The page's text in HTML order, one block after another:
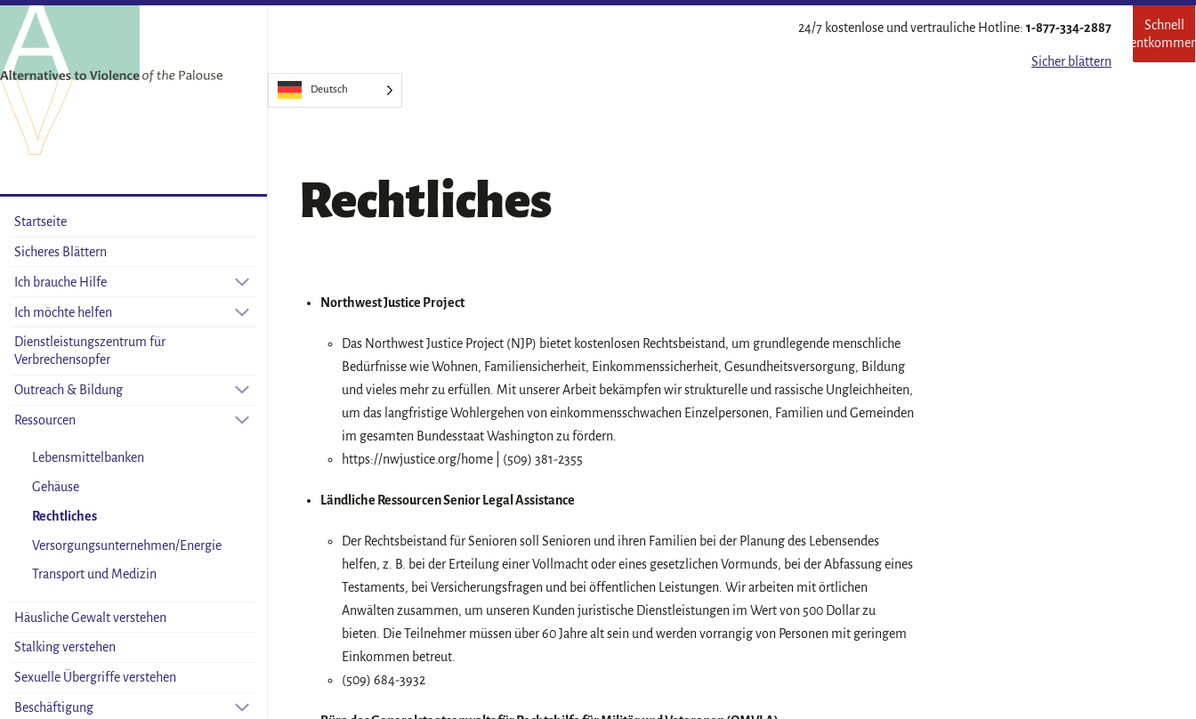
24/7 kostenlose und vertrauliche Hotline: 1-877-334-2887
Sicher blättern
Sie
Schnell
Deutsch
Startseite
Sicheres Blättern
Ich brauche Hilfe
Ich möchte helfen
Dienstleistungszentrum für
Verbrechensopfer
Outreach & Bildung
Ressourcen
Lebensmittelbanken
Gehäuse
Rechtliches
Versorgungsunternehmen/Energie
Transport und Medizin
Häusliche Gewalt verstehen
Stalking verstehen
Sexuelle Übergriffe verstehen
Beschäftigung
Rechtliches
Northwest Justice Project
Das Northwest Justice Project (NJP) bietet kostenlosen Rechtsbeistand, um grundlegende menschliche
Bedürfnisse wie Wohnen, Familiensicherheit, Einkommenssicherheit, Gesundheitsversorgung, Bildung
und vieles mehr zu erfüllen. Mit unserer Arbeit bekämpfen wir strukturelle und rassische Ungleichheiten,
um das langfristige Wohlergehen von einkommensschwachen Einzelpersonen, Familien und Gemeinden
im gesamten Bundesstaat Washington zu fördern.
https://nwjustice.org/home | (509) 381-2355
Ländliche Ressourcen Senior Legal Assistance
Der Rechtsbeistand für Senioren soll Senioren und ihren Familien bei der Planung des Lebensendes
helfen, z. B. bei der Erteilung einer Vollmacht oder eines gesetzlichen Vormunds, bei der Abfassung eines
Testaments, bei Versicherungsfragen und bei öffentlichen Leistungen. Wir arbeiten mit örtlichen
Anwälten zusammen, um unseren Kunden juristische Dienstleistungen im Wert von 500 Dollar zu
bieten. Die Teilnehmer müssen über 60 Jahre alt sein und werden vorrangig von Personen mit geringem
Einkommen betreut.
(509) 684-3932